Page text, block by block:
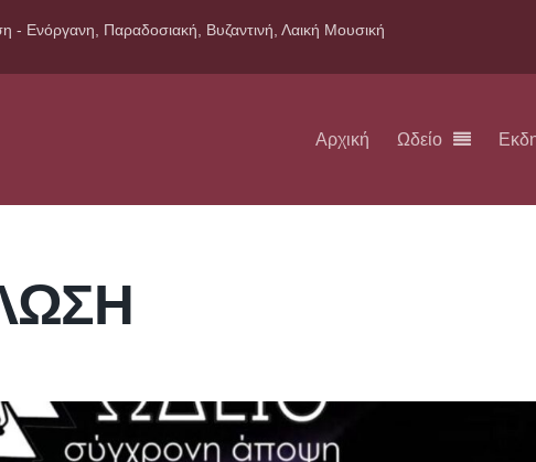
Ενόργανη, Παραδοσιακή, Βυζαντινή, Λαική Μουσική
Αρχική Ωδείο